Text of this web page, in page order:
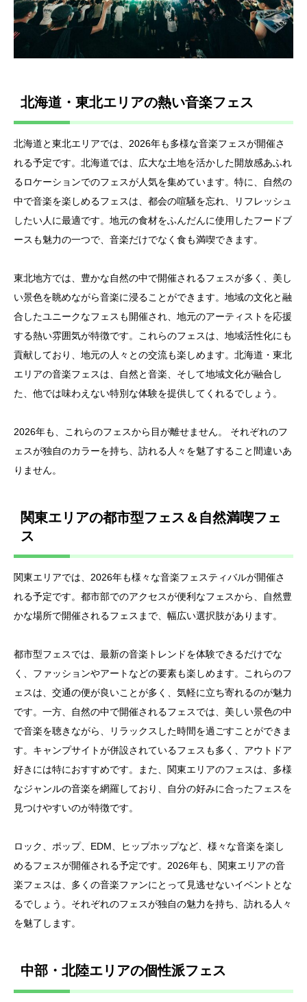
北海道・東北エリアの熱い音楽フェス
北海道と東北エリアでは、2026年も多様な音楽フェスが開催さ
れる予定です。北海道では、広大な土地を活かした開放感あふれ
るロケーションでのフェスが人気を集めています。特に、自然の
中で音楽を楽しめるフェスは、都会の喧騒を忘れ、リフレッシュ
したい人に最適です。地元の食材をふんだんに使用したフードブ
ースも魅力の一つで、音楽だけでなく食も満喫できます。
東北地方では、豊かな自然の中で開催されるフェスが多く、美し
い景色を眺めながら音楽に浸ることができます。地域の文化と融
合したユニークなフェスも開催され、地元のアーティストを応援
する熱い雰囲気が特徴です。これらのフェスは、地域活性化にも
貢献しており、地元の人々との交流も楽しめます。北海道・東北
エリアの音楽フェスは、自然と音楽、そして地域文化が融合し
た、他では味わえない特別な体験を提供してくれるでしょう。
2026年も、これらのフェスから目が離せません。 それぞれのフ
ェスが独自のカラーを持ち、訪れる人々を魅了すること間違いあ
りません。
関東エリアの都市型フェス＆自然満喫フェ
ス
関東エリアでは、2026年も様々な音楽フェスティバルが開催さ
れる予定です。都市部でのアクセスが便利なフェスから、自然豊
かな場所で開催されるフェスまで、幅広い選択肢があります。
都市型フェスでは、最新の音楽トレンドを体験できるだけでな
く、ファッションやアートなどの要素も楽しめます。これらのフ
ェスは、交通の便が良いことが多く、気軽に立ち寄れるのが魅力
です。一方、自然の中で開催されるフェスでは、美しい景色の中
で音楽を聴きながら、リラックスした時間を過ごすことができま
す。キャンプサイトが併設されているフェスも多く、アウトドア
好きには特におすすめです。また、関東エリアのフェスは、多様
なジャンルの音楽を網羅しており、自分の好みに合ったフェスを
見つけやすいのが特徴です。
ロック、ポップ、EDM、ヒップホップなど、様々な音楽を楽し
めるフェスが開催される予定です。2026年も、関東エリアの音
楽フェスは、多くの音楽ファンにとって見逃せないイベントとな
るでしょう。それぞれのフェスが独自の魅力を持ち、訪れる人々
を魅了します。
中部・北陸エリアの個性派フェス